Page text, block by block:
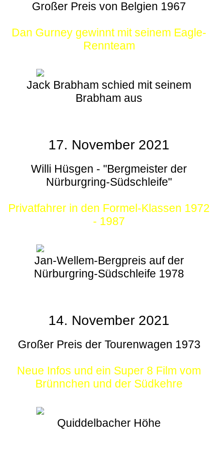
Großer Preis von Belgien 1967
Dan Gurney gewinnt mit seinem Eagle-
Rennteam
Jack Brabham schied mit seinem
Brabham aus
17. November 2021
Willi Hüsgen - "Bergmeister der
Nürburgring-Südschleife"
Privatfahrer in den Formel-Klassen 1972
- 1987
Jan-Wellem-Bergpreis auf der
Nürburgring-Südschleife 1978
14. November 2021
Großer Preis der Tourenwagen 1973
Neue Infos und ein Super 8 Film vom
Brünnchen und der Südkehre
Quiddelbacher Höhe